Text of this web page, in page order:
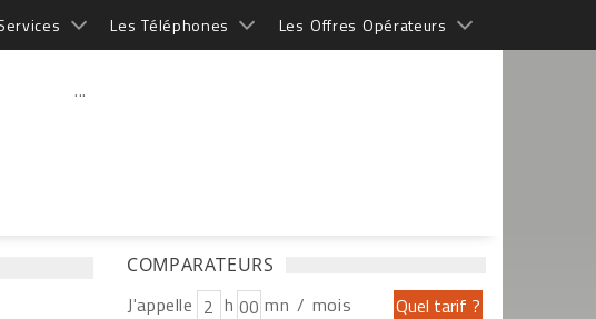
Les Téléphones Les Offres Opérateurs
...
COMPARATEURS
J'appelle h
mn / mois